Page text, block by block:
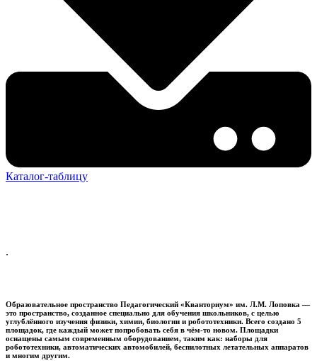
Каталог-таблицу
.
Образовательное пространство Педагогический «Кванториум» им. Л.М. Лоповка —
это пространство, созданное специально для обучения школьников, с целью
углублённого изучения физики, химии, биологии и робототехники. Всего создано 5
площадок, где каждый может попробовать себя в чём-то новом. Площадки
оснащены самым современным оборудованием, таким как: наборы для
робототехники, автоматических автомобилей, беспилотных летательных аппаратов
и многим другим.